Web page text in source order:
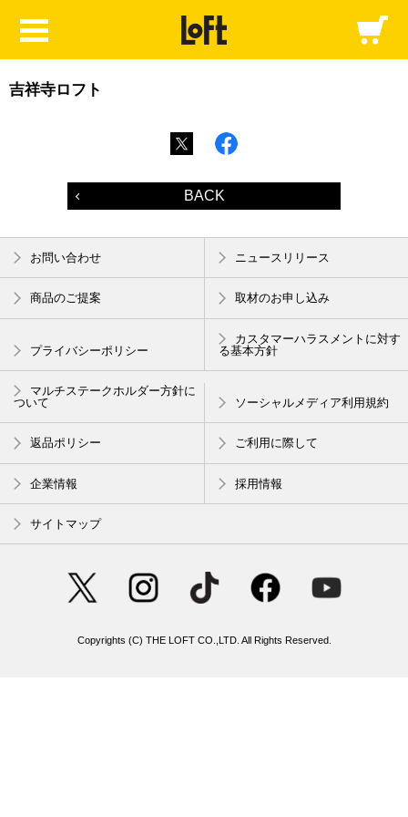
吉祥寺ロフト
BACK
お問い合わせ ニュースリリース
商品のご提案 取材のお申し込み
プライバシーポリシー
カスタマーハラスメントに対す
る基本方針
マルチステークホルダー方針に
ついて
ソーシャルメディア利用規約
返品ポリシー ご利用に際して
企業情報 採用情報
サイトマップ
Copyrights (C) THE LOFT CO.,LTD. All Rights Reserved.